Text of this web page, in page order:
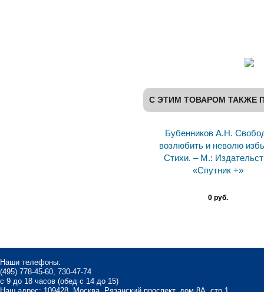
С ЭТИМ ТОВАРОМ ТАКЖЕ
Бубенников А.Н.
возлюбить и неволю
Стихи. – М.:
«Спутник +»
0 руб.
Наши телефоны:
(495) 778-45-60, 730-47-74
с 9 до 18 часов (обед с 14 до 15)